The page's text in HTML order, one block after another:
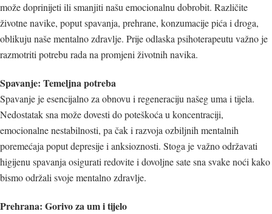
može doprinijeti ili smanjiti našu emocionalnu dobrobit. Različite
životne navike, poput spavanja, prehrane, konzumacije pića i droga,
oblikuju naše mentalno zdravlje. Prije odlaska psihoterapeutu važno je
razmotriti potrebu rada na promjeni životnih navika.
Spavanje: Temeljna potreba
Spavanje je esencijalno za obnovu i regeneraciju našeg uma i tijela.
Nedostatak sna može dovesti do poteškoća u koncentraciji,
emocionalne nestabilnosti, pa čak i razvoja ozbiljnih mentalnih
poremećaja poput depresije i anksioznosti. Stoga je važno održavati
higijenu spavanja osigurati redovite i dovoljne sate sna svake noći kako
bismo održali svoje mentalno zdravlje.
Prehrana: Gorivo za um i tijelo